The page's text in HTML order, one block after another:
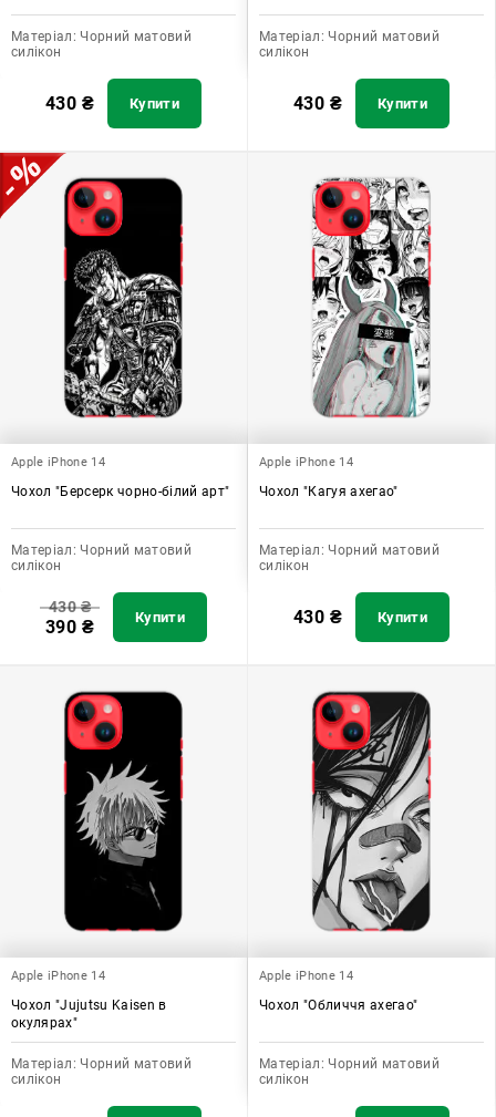
Матеріал: Чорний матовий
силікон
430 ₴ Купити
Матеріал: Чорний матовий
силікон
430 ₴ Купити
Apple iPhone 14
Чохол "Берсерк чорно-білий арт"
Матеріал: Чорний матовий
силікон
430₴
390 ₴ Купити
Apple iPhone 14
Чохол "Кагуя ахегао"
Матеріал: Чорний матовий
силікон
430 ₴ Купити
Apple iPhone 14
Чохол "Jujutsu Kaisen в
окулярах"
Матеріал: Чорний матовий
силікон
Apple iPhone 14
Чохол "Обличчя ахегао"
Матеріал: Чорний матовий
силікон